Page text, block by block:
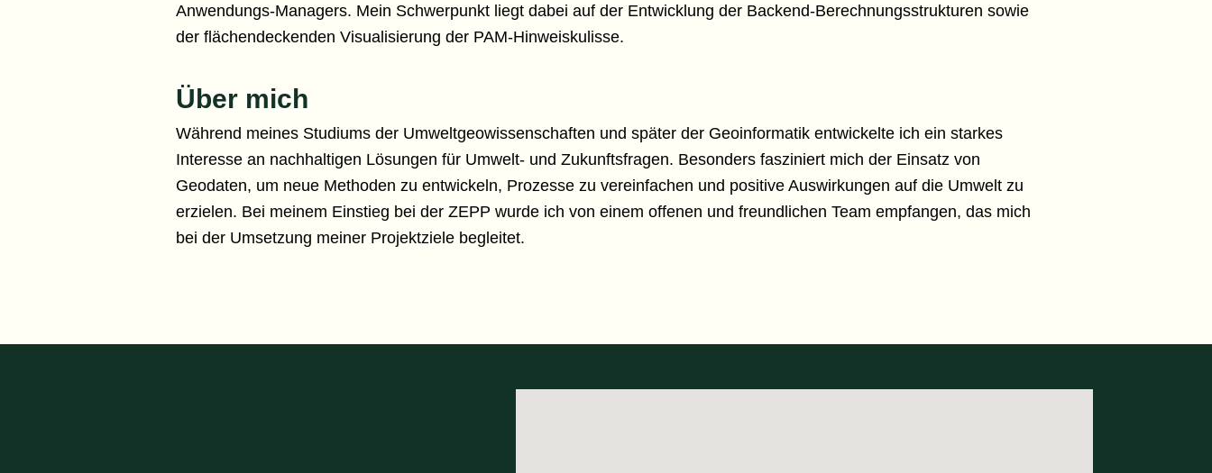
Anwendungs-Managers. Mein Schwerpunkt liegt dabei auf der Entwicklung der Backend-Berechnungsstrukturen sowie
der flächendeckenden Visualisierung der PAM-Hinweiskulisse.
Über mich
Während meines Studiums der Umweltgeowissenschaften und später der Geoinformatik entwickelte ich ein starkes
Interesse an nachhaltigen Lösungen für Umwelt- und Zukunftsfragen. Besonders fasziniert mich der Einsatz von
Geodaten, um neue Methoden zu entwickeln, Prozesse zu vereinfachen und positive Auswirkungen auf die Umwelt zu
erzielen. Bei meinem Einstieg bei der ZEPP wurde ich von einem offenen und freundlichen Team empfangen, das mich
bei der Umsetzung meiner Projektziele begleitet.